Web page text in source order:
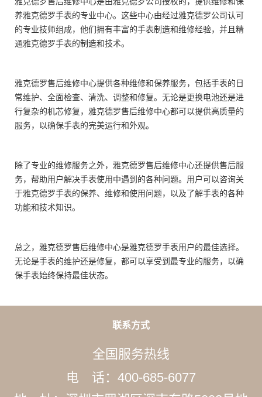
养雅克德罗手表的专业中心。这些中心由经过雅克德罗公司认可
的专业技师组成，他们拥有丰富的手表制造和维修经验，并且精
通雅克德罗手表的制造和技术。
雅克德罗售后维修中心提供各种维修和保养服务，包括手表的日
常维护、全面检查、清洗、调整和修复。无论是更换电池还是进
行复杂的机芯修复，雅克德罗售后维修中心都可以提供高质量的
服务，以确保手表的完美运行和外观。
除了专业的维修服务之外，雅克德罗售后维修中心还提供售后服
务，帮助用户解决手表使用中遇到的各种问题。用户可以咨询关
于雅克德罗手表的保养、维修和使用问题，以及了解手表的各种
功能和技术知识。
总之，雅克德罗售后维修中心是雅克德罗手表用户的最佳选择。
无论是手表的维护还是修复，都可以享受到最专业的服务，以确
保手表始终保持最佳状态。
联系方式
全国服务热线
电 话：400-685-6077